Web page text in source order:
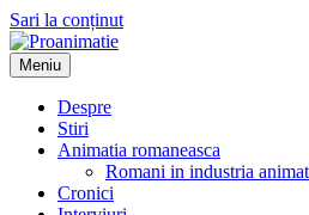
Sari la conținut
Proanimatie
Stiri despre filme de animatie
Meniu
Despre
Stiri
Animatia romaneasca
Romani in industria
Cronici